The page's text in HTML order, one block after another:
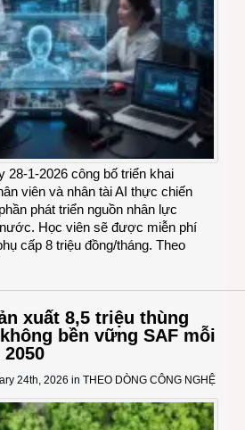
28-1-2026 công bố triển khai
viên và nhân tài AI thực chiến
phát triển nguồn nhân lực
Học viên sẽ được miễn phí
cấp 8 triệu đồng/tháng. Theo
xuất 8,5 triệu thùng
bền vững SAF mỗi
24th, 2026 in THEO DÒNG CÔNG NGHỆ